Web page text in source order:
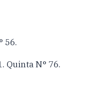
56.
Quinta N° 76.